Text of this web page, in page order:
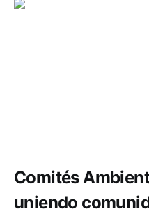
Comités
uniendo